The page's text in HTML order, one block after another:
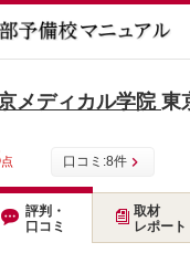
メディカル学院 東
点 口コミ:8件
評判・
口コミ
取材
レポート